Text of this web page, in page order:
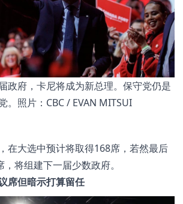
政府，卡尼将成为新总理。保守党仍是
。照片：CBC / EVAN MITSUI
在大选中预计将取得168席，若然最后
将组建下一届少数政府。
席但暗示打算留任